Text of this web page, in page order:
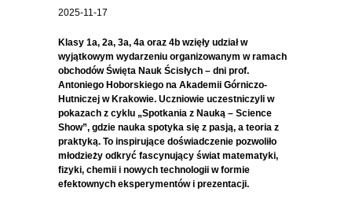
2025-11-17
Klasy 1a, 2a, 3a, 4a oraz 4b wzięły udział w
wyjątkowym wydarzeniu organizowanym w ramach
obchodów Święta Nauk Ścisłych – dni prof.
Antoniego Hoborskiego na Akademii Górniczo-
Hutniczej w Krakowie. Uczniowie uczestniczyli w
pokazach z cyklu „Spotkania z Nauką – Science
Show”, gdzie nauka spotyka się z pasją, a teoria z
praktyką. To inspirujące doświadczenie pozwoliło
młodzieży odkryć fascynujący świat matematyki,
fizyki, chemii i nowych technologii w formie
efektownych eksperymentów i prezentacji.